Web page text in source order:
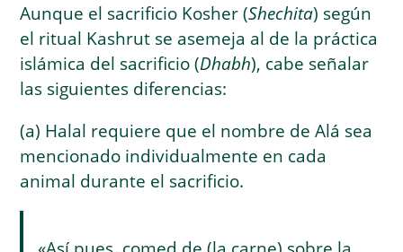
Aunque el sacrificio Kosher (Shechita) según
el ritual Kashrut se asemeja al de la práctica
islámica del sacrificio (Dhabh), cabe señalar
las siguientes diferencias:
(a) Halal requiere que el nombre de Alá sea
mencionado individualmente en cada
animal durante el sacrificio.